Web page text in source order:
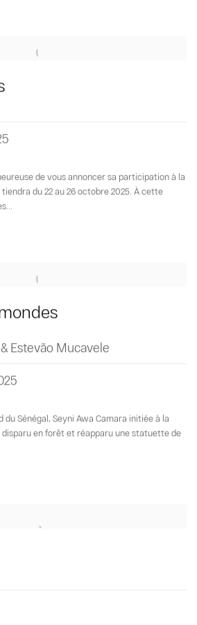
de vous annoncer sa participation à la
du 22 au 26 octobre 2025. À cette
Estevão Mucavele
du Sénégal, Seyni Awa Camara initiée à la
en forêt et réapparu une statuette de